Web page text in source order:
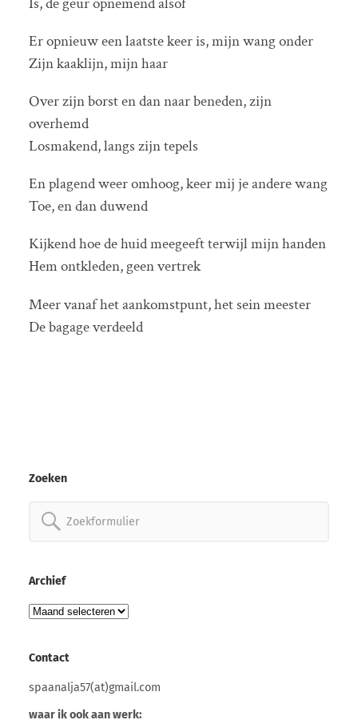
Er opnieuw een laatste keer is, mijn wang onder
Zijn kaaklijn, mijn haar
Over zijn borst en dan naar beneden, zijn
overhemd
Losmakend, langs zijn tepels
En plagend weer omhoog, keer mij je andere wang
Toe, en dan duwend
Kijkend hoe de huid meegeeft terwijl mijn handen
Hem ontkleden, geen vertrek
Meer vanaf het aankomstpunt, het sein meester
De bagage verdeeld
Zoeken
Zoeken
Archief
Archief
Contact
spaanalja57(at)gmail.com
waar ik ook aan werk: